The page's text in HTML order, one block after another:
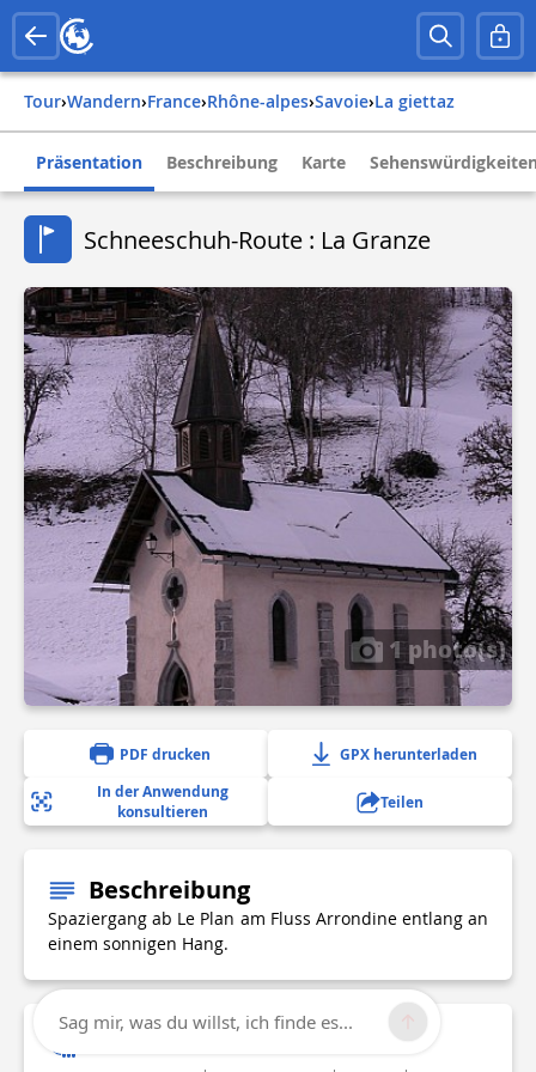
Tour› Wandern› france› rhône-alpes› savoie› la giettaz
Präsentation Beschreibung Karte
Schneeschuh-Route : La Granze
1 photo(s)
PDF drucken
GPX herunterladen
In der Anwendung
konsultieren
Teilen
Beschreibung
Spaziergang ab Le Plan am Fluss Arrondine entlang an
einem sonnigen Hang.
Technische Informationen
Sag mir, was du willst, ich finde es...